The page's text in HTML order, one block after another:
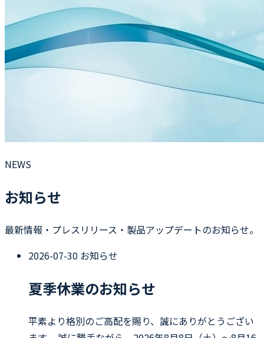
NEWS
お知らせ
最新情報・プレスリリース・製品アップデートのお知らせ。
2026-07-30 お知らせ
夏季休業のお知らせ
平素より格別のご高配を賜り、誠にありがとうござい